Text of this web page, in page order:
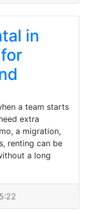
in
a team starts
extra
a migration,
renting can be
a long